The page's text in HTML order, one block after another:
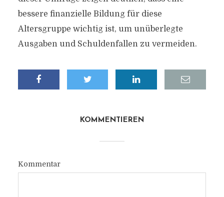
bessere finanzielle Bildung für diese
Altersgruppe wichtig ist, um unüberlegte
Ausgaben und Schuldenfallen zu vermeiden.
KOMMENTIEREN
Kommentar